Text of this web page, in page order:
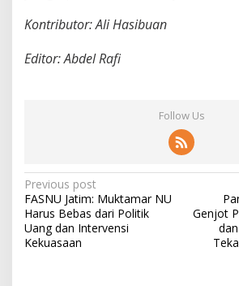
Kontributor: Ali Hasibuan
Editor: Abdel Rafi
Follow Us
P
o
s
t
Previous post
FASNU Jatim: Muktamar NU
Harus Bebas dari Politik
Uang dan Intervensi
Kekuasaan
Genjot